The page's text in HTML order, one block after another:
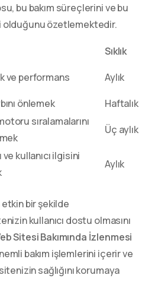
bu bakım süreçlerini ve bu
olduğunu özetlemektedir.
Sıklık
ve performans
Aylık
önlemek
Haftalık
sıralamalarını
Üç aylık
ve kullanıcı ilgisini
Aylık
bir şekilde
kullanıcı dostu olmasını
Sitesi Bakımında İzlenmesi
bakım işlemlerini içerir ve
sağlığını korumaya